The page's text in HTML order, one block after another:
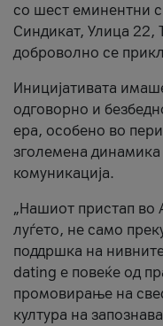
со шест еминентни
Синдикат, Улица 22,
доброволно се
Иницијативата
одговорно и
ера, особено во
зголемена
комуникација.
„Нашиот пристап во
луѓето, не само
поддршка на
dating е повеќе од
промовирање на
култура на